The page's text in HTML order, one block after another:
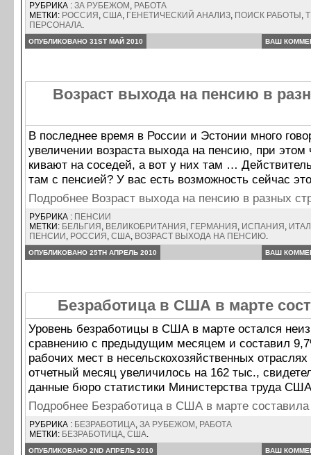
РУБРИКА : ЗА РУБЕЖОМ , РАБОТА
МЕТКИ: РОССИЯ , США, ГЕНЕТИЧЕСКИЙ АНАЛИЗ, ПОИСК РАБОТЫ ,
ПЕРСОНАЛА.
ОПУБЛИКОВАНО 31ST МАЙ 2010 ВАШ
Возраст выхода на пенсию в
В последнее время в России и Эстонии много
увеличении возраста выхода на пенсию, при этом
кивают на соседей, а вот у них там …
там с пенсией? У вас есть возможность сейчас
Подробнее Возраст выхода на пенсию в разных
РУБРИКА : ПЕНСИИ
МЕТКИ: БЕЛЬГИЯ , ВЕЛИКОБРИТАНИЯ , ГЕРМАНИЯ , ИСПАНИЯ ,
ПЕНСИИ , РОССИЯ , США, ВОЗРАСТ ВЫХОДА НА ПЕНСИЮ.
ОПУБЛИКОВАНО 25TH АПРЕЛЬ 2010 ВАШ
Безработица в США в марте
Уровень безработицы в США в марте остался
сравнению с предыдущим месяцем и составил
рабочих мест в несельскохозяйственных
отчетный месяц увеличилось на 162 тыс.,
данные бюро статистики Министерства труда
Подробнее Безработица в США в марте
РУБРИКА : БЕЗРАБОТИЦА, ЗА РУБЕЖОМ , РАБОТА
МЕТКИ: БЕЗРАБОТИЦА, США.
ОПУБЛИКОВАНО 2ND АПРЕЛЬ 2010 ВАШ